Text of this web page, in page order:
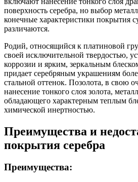
поверхность серебра, но выбор
конечные характеристики покрытия
различаются.
Родий, относящийся к платиновой
своей исключительной твердостью,
коррозии и ярким, зеркальным
придает серебряным украшениям
стальной оттенок. Позолота, в свою
нанесение тонкого слоя золота,
обладающего характерным теплым
химической инертностью.
Преимущества и
покрытия серебра
Преимущества: